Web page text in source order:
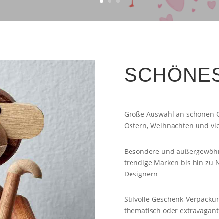
Große Auswahl an schönen
Ostern, Weihnachten und
Besondere und
trendige Marken bis hin zu
Designern
Stilvolle Geschenk-
thematisch oder extravagant